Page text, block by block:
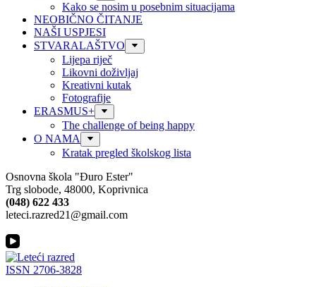
Kako se nosim u posebnim situacijama
NEOBIČNO ČITANJE
NAŠI USPJESI
STVARALAŠTVO
Lijepa riječ
Likovni doživljaj
Kreativni kutak
Fotografije
ERASMUS+
The challenge of being happy
O NAMA
Kratak pregled školskog lista
Osnovna škola "Đuro Ester"
Trg slobode, 48000, Koprivnica
(048) 622 433
leteci.razred21@gmail.com
ISSN 2706-3828